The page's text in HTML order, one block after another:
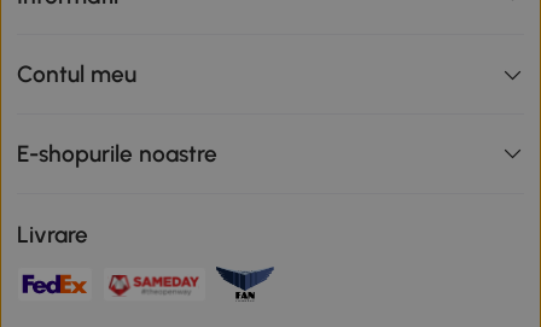
Contul meu
E-shopurile noastre
Livrare